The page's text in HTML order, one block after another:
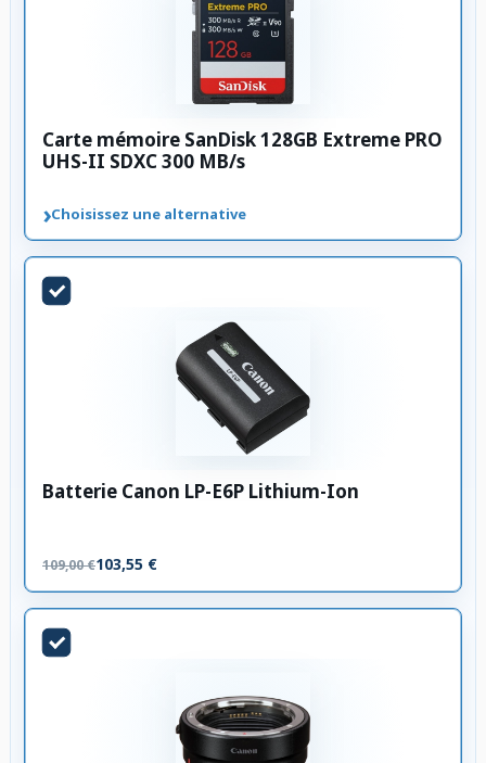
Carte mémoire SanDisk 128GB Extreme PRO
UHS-II SDXC 300 MB/s
›Choisissez une alternative
Batterie Canon LP-E6P Lithium-Ion
109,00 €103,55 €